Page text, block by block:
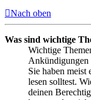
Nach oben
Was sind wichtige
Wichtige
Ankündigungen
Sie haben
lesen solltest.
deinen